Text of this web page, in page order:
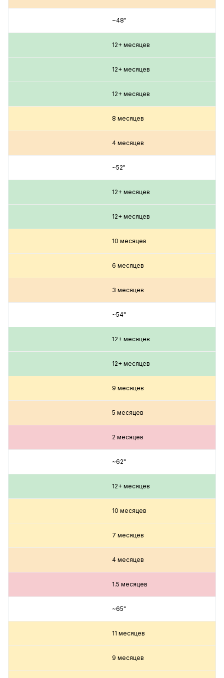
~48"
12+ месяцев
12+ месяцев
12+ месяцев
8 месяцев
4 месяцев
~52"
12+ месяцев
12+ месяцев
10 месяцев
6 месяцев
3 месяцев
~54"
12+ месяцев
12+ месяцев
9 месяцев
5 месяцев
2 месяцев
~62"
12+ месяцев
10 месяцев
7 месяцев
4 месяцев
1.5 месяцев
~65"
11 месяцев
9 месяцев